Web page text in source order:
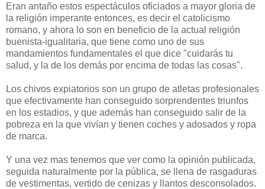
Eran antaño estos espectáculos oficiados a mayor gloria de
la religión imperante entonces, es decir el catolicismo
romano, y ahora lo son en beneficio de la actual religión
buenista-igualitaria, que tiene como uno de sus
mandamientos fundamentales el que dice "cuidarás tu
salud, y la de los demás por encima de todas las cosas".
Los chivos expiatorios son un grupo de atletas profesionales
que efectivamente han conseguido sorprendentes triunfos
en los estadios, y que además han conseguido salir de la
pobreza en la que vivían y tienen coches y adosados y ropa
de marca.
Y una vez mas tenemos que ver como la opinión publicada,
seguida naturalmente por la pública, se llena de rasgaduras
de vestimentas, vertido de cenizas y llantos desconsolados.